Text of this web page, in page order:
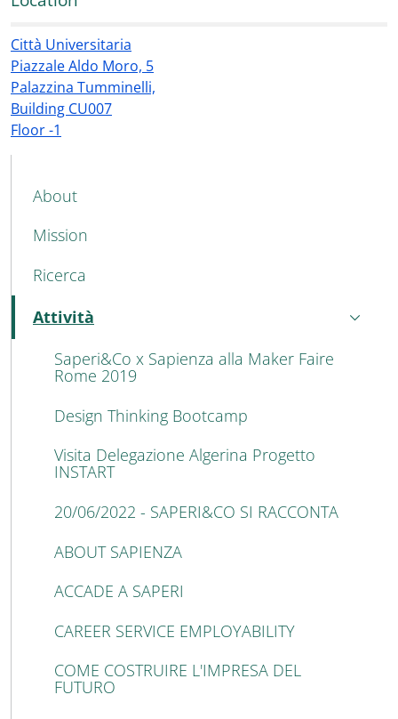
Città Universitaria
Piazzale Aldo Moro, 5
Palazzina Tumminelli,
Building CU007
Floor -1
MAIN NAVIGATION
About
Mission
Ricerca
Attività
Active
Saperi&Co x Sapienza alla Maker Faire
Rome 2019
Design Thinking Bootcamp
Visita Delegazione Algerina Progetto
INSTART
20/06/2022 - SAPERI&CO SI RACCONTA
ABOUT SAPIENZA
ACCADE A SAPERI
CAREER SERVICE EMPLOYABILITY
COME COSTRUIRE L'IMPRESA DEL
FUTURO